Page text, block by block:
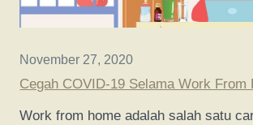
November 27, 2020
Cegah COVID-19 Selama Work From
Work from home adalah salah satu